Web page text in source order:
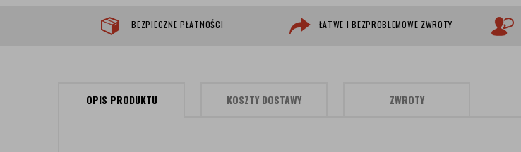
BEZPIECZNE PŁATNOŚCI ŁATWE I BEZPROBLEMOWE ZWROTY
OPIS PRODUKTU KOSZTY DOSTAWY ZWROTY